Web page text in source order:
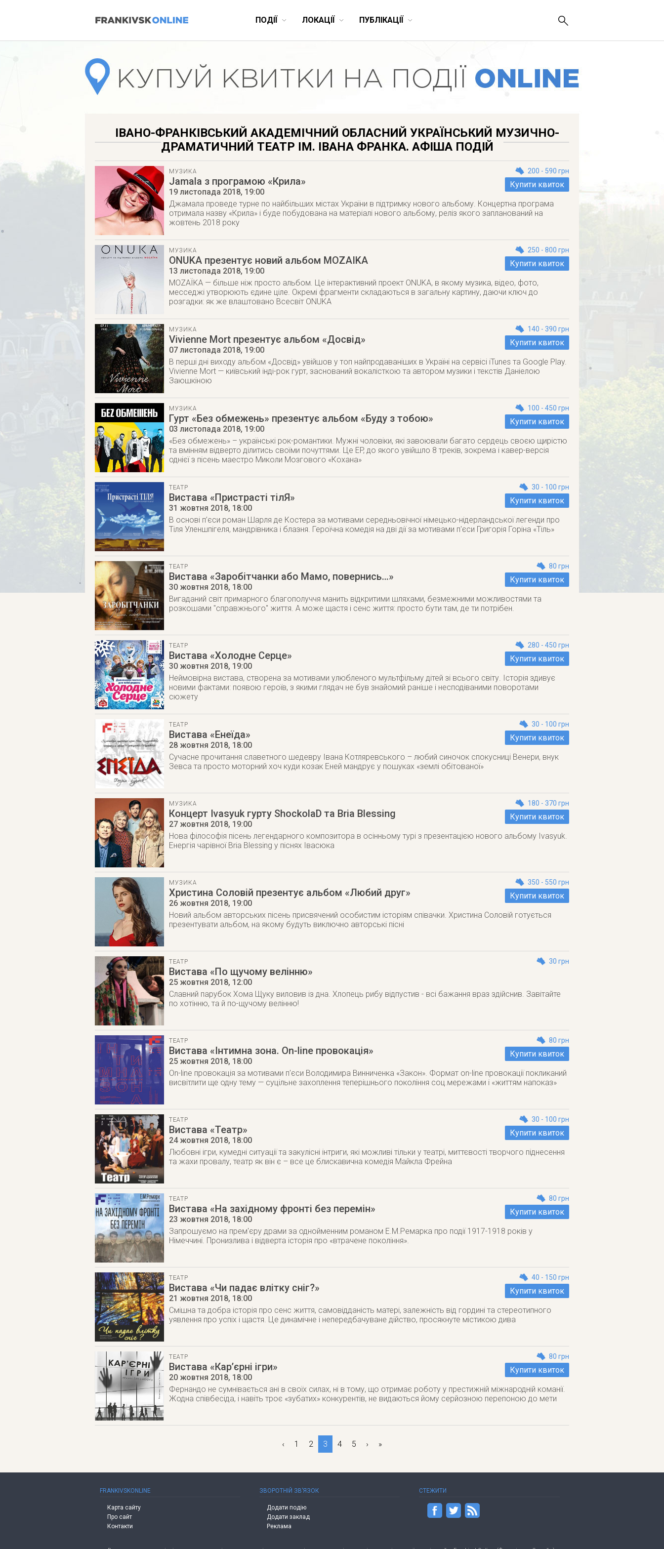
ПОДІЇ ЛОКАЦІЇ ПУБЛІКАЦІЇ
ІВАНО-ФРАНКІВСЬКИЙ АКАДЕМІЧНИЙ ОБЛАСНИЙ УКРАЇНСЬКИЙ МУЗИЧНО-
ДРАМАТИЧНИЙ ТЕАТР ІМ. ІВАНА ФРАНКА. АФІША ПОДІЙ
МУЗИКА 200 - 590 грн
Купити квиток
Jamala з програмою «Крила»
19 листопада 2018, 19:00
Джамала проведе турне по найбільших містах України в підтримку нового альбому. Концертна програма
отримала назву «Крила» і буде побудована на матеріалі нового альбому, реліз якого запланований на
жовтень 2018 року
МУЗИКА 250 - 800 грн
Купити квиток
ONUKA презентує новий альбом MOZAІKA
13 листопада 2018, 19:00
MOZAЇKA — більше ніж просто альбом. Це інтерактивний проект ONUKA, в якому музика, відео, фото,
месседжі утворюють єдине ціле. Окремі фрагменти складаються в загальну картину, даючи ключ до
розгадки: як же влаштовано Всесвіт ONUKA
МУЗИКА 140 - 390 грн
Купити квиток
Vivienne Mort презентує альбом «Досвід»
07 листопада 2018, 19:00
В перші дні виходу альбом «Досвід» увійшов у топ найпродаваніших в Україні на сервісі iTunes та Google Play.
Vivienne Mort — київський інді-рок гурт, заснований вокалісткою та автором музики і текстів Даніелою
Заюшкіною
МУЗИКА 100 - 450 грн
Купити квиток
Гурт «Без обмежень» презентує альбом «Буду з тобою»
03 листопада 2018, 19:00
«Без обмежень» – українські рок-романтики. Мужні чоловіки, які завоювали багато сердець своєю щирістю
та вмінням відверто ділитись своїми почуттями. Це EP, до якого увійшло 8 треків, зокрема і кавер-версiя
однієї з пісень маестро Миколи Мозгового «Кохана»
ТЕАТР 30 - 100 грн
Купити квиток
Вистава «Пристрасті тілЯ»
31 жовтня 2018, 18:00
В основі п’єси роман Шарля де Костера за мотивами середньовічної німецько-нідерландської легенди про
Тіля Уленшпігеля, мандрівника і блазня. Героїчна комедія на дві дії за мотивами п'єси Григорія Горіна «Тіль»
ТЕАТР 80 грн
Купити квиток
Вистава «Заробітчанки або Мамо, повернись…»
30 жовтня 2018, 18:00
Вигаданий світ примарного благополуччя манить відкритими шляхами, безмежними можливостями та
розкошами "справжнього" життя. А може щастя і сенс життя: просто бути там, де ти потрібен.
ТЕАТР 280 - 450 грн
Купити квиток
Вистава «Холодне Серце»
30 жовтня 2018, 19:00
Неймовірна вистава, створена за мотивами улюбленого мультфільму дітей зі всього світу. Історія здивує
новими фактами: появою героїв, з якими глядач не був знайомий раніше і несподіваними поворотами
сюжету
ТЕАТР 30 - 100 грн
Купити квиток
Вистава «Енеїда»
28 жовтня 2018, 18:00
Сучасне прочитання славетного шедевру Івана Котляревського – любий синочок спокусниці Венери, внук
Зевса та просто моторний хоч куди козак Еней мандрує у пошуках «землі обітованої»
МУЗИКА 180 - 370 грн
Купити квиток
Концерт Ivasyuk гурту ShockolaD та Bria Blessing
27 жовтня 2018, 19:00
Нова філософія пісень легендарного композитора в осінньому турі з презентацією нового альбому Ivasyuk.
Енергія чарівної Bria Blessing у піснях Івасюка
МУЗИКА 350 - 550 грн
Купити квиток
Христина Соловій презентує альбом «Любий друг»
26 жовтня 2018, 19:00
Новий альбом авторських пісень присвячений особистим історіям співачки. Христина Соловій готується
презентувати альбом, на якому будуть виключно авторські пісні
ТЕАТР 30 грн
Вистава «По щучому велінню»
25 жовтня 2018, 12:00
Славний парубок Хома Щуку виловив із дна. Хлопець рибу відпустив - всі бажання враз здійснив. Завітайте
по хотінню, та й по-щучому велінню!
ТЕАТР 80 грн
Купити квиток
Вистава «Інтимна зона. On-line провокація»
25 жовтня 2018, 18:00
On-line провокація за мотивами п'єси Володимира Винниченка «Закон». Формат on-line провокації покликаний
висвітлити ще одну тему — суцільне захоплення теперішнього покоління соц.мережами і «життям напоказ»
ТЕАТР 30 - 100 грн
Купити квиток
Вистава «Театр»
24 жовтня 2018, 18:00
Любовні ігри, кумедні ситуації та закулісні інтриги, які можливі тільки у театрі, миттєвості творчого піднесення
та жахи провалу, театр як він є – все це блискавична комедія Майкла Фрейна
ТЕАТР 80 грн
Купити квиток
Вистава «На західному фронті без перемін»
23 жовтня 2018, 18:00
Запрошуємо на прем'єру драми за однойменним романом Е.М.Ремарка про події 1917-1918 років у
Німеччині. Пронизлива і відверта історія про «втрачене покоління».
ТЕАТР 40 - 150 грн
Купити квиток
Вистава «Чи падає влітку сніг?»
21 жовтня 2018, 18:00
Смішна та добра історія про сенс життя, самовідданість матері, залежність від гордині та стереотипного
уявлення про успіх і щастя. Це динамічне і непередбачуване дійство, просякнуте містикою дива
ТЕАТР 80 грн
Купити квиток
Вистава «Кар’єрні ігри»
20 жовтня 2018, 18:00
Фернандо не сумнівається ані в своїх силах, ні в тому, що отримає роботу у престижній міжнародній команії.
Жодна співбесіда, і навіть троє «зубатих» конкурентів, не видаються йому серйозною перепоною до мети
‹ 1 2 3 4 5 › »
FRANKIVSKONLINE
Карта сайту
Про сайт
Контакти
ЗВОРОТНІЙ ЗВ’ЯЗОК
Додати подію
Додати заклад
Реклама
СТЕЖИТИ